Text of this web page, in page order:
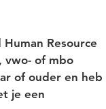
Resource
vwo- of mbo
of ouder en heb
je een